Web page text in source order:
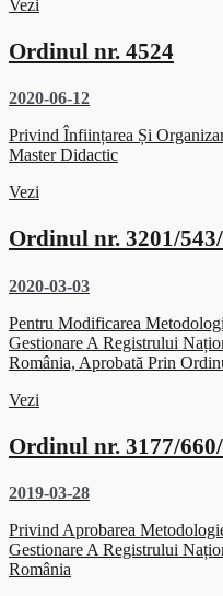
Vezi
Ordinul nr. 4524
2020-06-12
Privind Înființarea Și
Master Didactic
Vezi
Ordinul nr. 3201/
2020-03-03
Pentru Modificarea
Gestionare A Registrului
România, Aprobată Prin
Vezi
Ordinul nr. 3177/
2019-03-28
Privind Aprobarea
Gestionare A Registrului
România